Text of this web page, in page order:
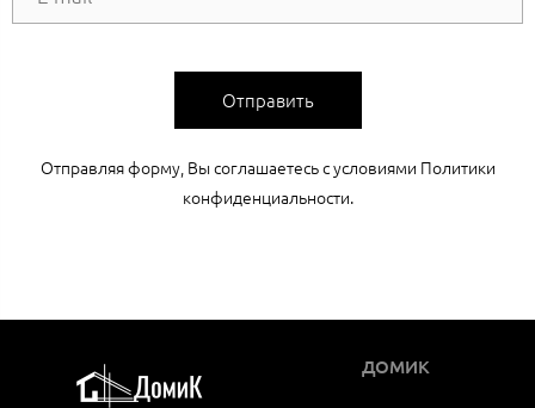
Отправить
Отправляя форму, Вы соглашаетесь с условиями Политики
конфиденциальности.
ДОМИК